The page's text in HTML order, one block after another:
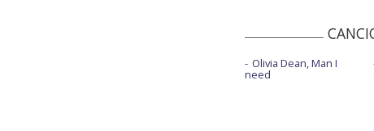
Olivia Dean, Man I
need